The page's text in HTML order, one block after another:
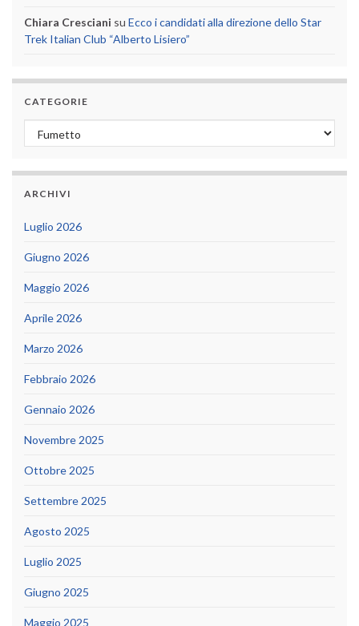
Chiara Cresciani su Ecco i candidati alla direzione dello Star
Trek Italian Club “Alberto Lisiero”
CATEGORIE
Categorie
ARCHIVI
Luglio 2026
Giugno 2026
Maggio 2026
Aprile 2026
Marzo 2026
Febbraio 2026
Gennaio 2026
Novembre 2025
Ottobre 2025
Settembre 2025
Agosto 2025
Luglio 2025
Giugno 2025
Maggio 2025